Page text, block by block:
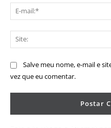
Salve meu nome, e-mail e
vez que eu comentar.